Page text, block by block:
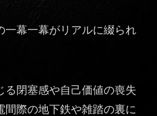
一幕一幕がリアルに綴られ
る閉塞感や自己価値の喪失
間際の地下鉄や雑踏の裏に